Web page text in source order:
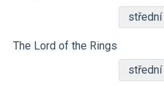
střední
The Lord of the Rings
střední